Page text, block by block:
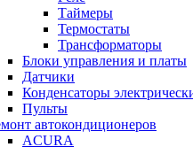
Таймеры
Термостаты
Трансформаторы
Блоки управления и платы
Датчики
Конденсаторы
Пульты
автокондиционеров
ACURA